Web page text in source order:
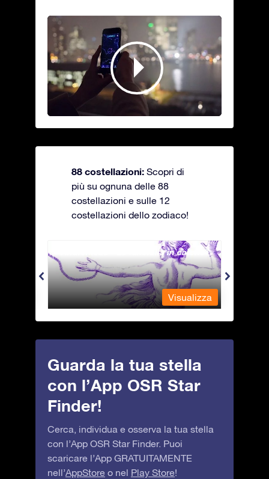
88 costellazioni: Scopri di
più su ognuna delle 88
costellazioni e sulle 12
costellazioni dello zodiaco!
Andromeda - La fanciulla in catene
Visualizza
Guarda la tua stella
con l’App OSR Star
Finder!
Cerca, individua e osserva la tua stella
con l’App OSR Star Finder. Puoi
scaricare l’App GRATUITAMENTE
nell’AppStore o nel Play Store!